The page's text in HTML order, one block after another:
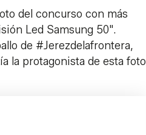
del concurso con más
Led Samsung 50".
de #Jerezdelafrontera,
la protagonista de esta foto